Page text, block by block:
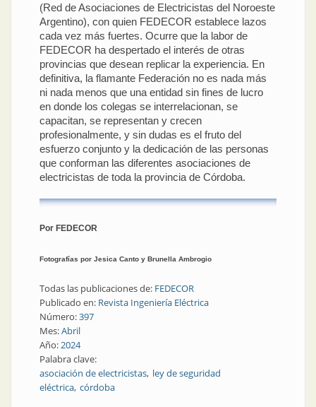
(Red de Asociaciones de Electricistas del Noroeste
Argentino), con quien FEDECOR establece lazos
cada vez más fuertes. Ocurre que la labor de
FEDECOR ha despertado el interés de otras
provincias que desean replicar la experiencia. En
definitiva, la flamante Federación no es nada más
ni nada menos que una entidad sin fines de lucro
en donde los colegas se interrelacionan, se
capacitan, se representan y crecen
profesionalmente, y sin dudas es el fruto del
esfuerzo conjunto y la dedicación de las personas
que conforman las diferentes asociaciones de
electricistas de toda la provincia de Córdoba.
Por FEDECOR
Fotografías por Jesica Canto y Brunella Ambrogio
Todas las publicaciones de: FEDECOR
Publicado en: Revista Ingeniería Eléctrica
Número:397
Mes:Abril
Año:2024
Palabra clave:
asociación de electricistas ley de seguridad
eléctrica córdoba